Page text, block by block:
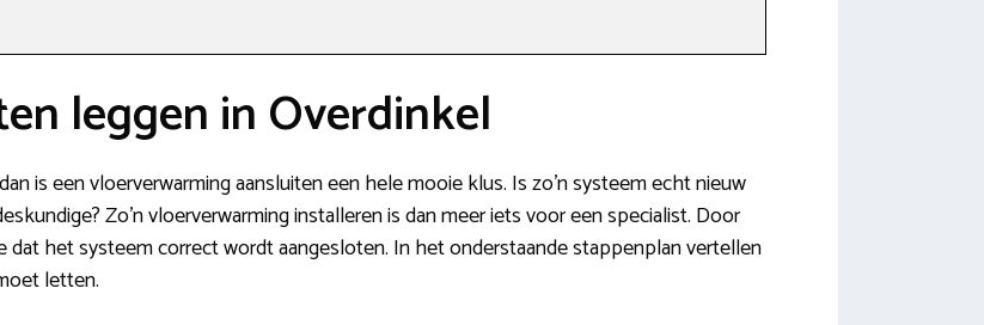
leggen in Overdinkel
is een vloerverwarming aansluiten een hele mooie klus. Is zo’n systeem echt nieuw
Zo’n vloerverwarming installeren is dan meer iets voor een specialist. Door
dat het systeem correct wordt aangesloten. In het onderstaande stappenplan vertellen
letten.